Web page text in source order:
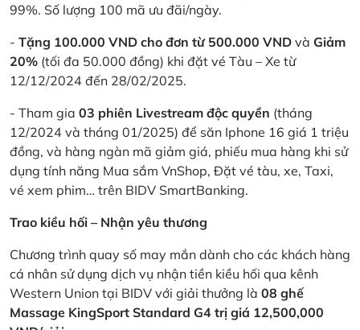
99%. Số lượng 100 mã ưu đãi/ngày.
- Tặng 100.000 VND cho đơn từ 500.000 VND và Giảm
20% (tối đa 50.000 đồng) khi đặt vé Tàu – Xe từ
12/12/2024 đến 28/02/2025.
- Tham gia 03 phiên Livestream độc quyền (tháng
12/2024 và tháng 01/2025) để săn Iphone 16 giá 1 triệu
đồng, và hàng ngàn mã giảm giá, phiếu mua hàng khi sử
dụng tính năng Mua sắm VnShop, Đặt vé tàu, xe, Taxi,
vé xem phim… trên BIDV SmartBanking.
Trao kiều hối – Nhận yêu thương
Chương trình quay số may mắn dành cho các khách hàng
cá nhân sử dụng dịch vụ nhận tiền kiều hối qua kênh
Western Union tại BIDV với giải thưởng là 08 ghế
Massage KingSport Standard G4 trị giá 12,500,000